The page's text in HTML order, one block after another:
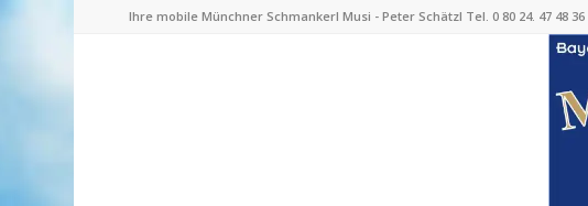
Ihre mobile Münchner Schmankerl Musi - Peter Schätzl Tel. 0 80 24. 47 48 36